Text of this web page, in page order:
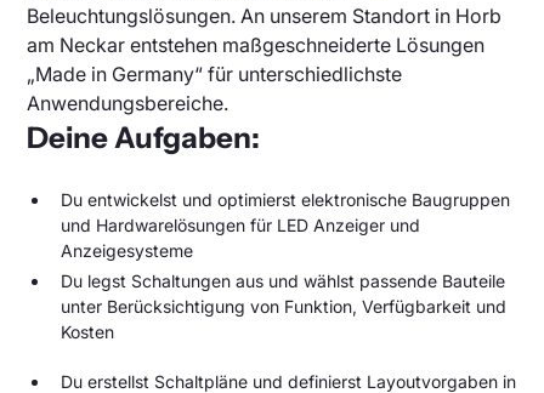
Parkplatz Sensor
Digitalanzeige Zahlen
Andon Boards
Beleuchtungslösungen. An unserem Standort in Horb
am Neckar entstehen maßgeschneiderte Lösungen
„Made in Germany“ für unterschiedlichste
Anwendungsbereiche.
Deine Aufgaben:
Du entwickelst und optimierst elektronische Baugruppen
und Hardwarelösungen für LED Anzeiger und
Anzeigesysteme
Du legst Schaltungen aus und wählst passende Bauteile
unter Berücksichtigung von Funktion, Verfügbarkeit und
Kosten
Du erstellst Schaltpläne und definierst Layoutvorgaben in